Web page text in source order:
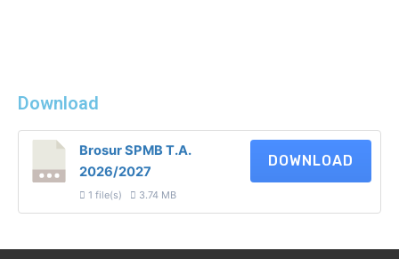
Download
Brosur SPMB T.A.
2026/2027
1 file(s) 3.74 MB
DOWNLOAD